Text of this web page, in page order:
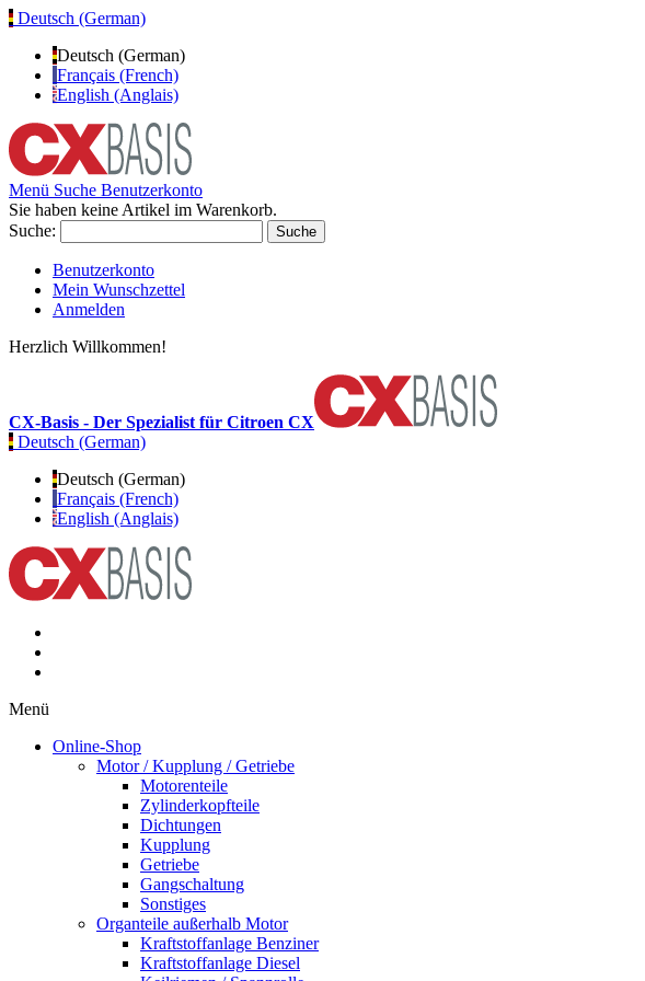
Deutsch (German)
Deutsch (German)
Français (French)
English (Anglais)
Menü Suche Benutzerkonto
Sie haben keine Artikel im Warenkorb.
Suche:
Suche
Benutzerkonto
Mein Wunschzettel
Anmelden
Herzlich Willkommen!
CX-Basis - Der Spezialist für Citroen CX
Deutsch (German)
Deutsch (German)
Français (French)
English (Anglais)
Menü
Online-Shop
Motor / Kupplung / Getriebe
Motorenteile
Zylinderkopfteile
Dichtungen
Kupplung
Getriebe
Gangschaltung
Sonstiges
Organteile außerhalb Motor
Kraftstoffanlage Benziner
Kraftstoffanlage Diesel